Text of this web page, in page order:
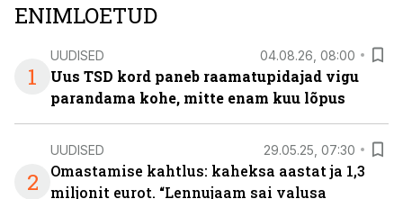
ENIMLOETUD
1
UUDISED 04.08.26, 08:00
Uus TSD kord paneb raamatupidajad vigu
parandama kohe, mitte enam kuu lõpus
2
UUDISED 29.05.25, 07:30
Omastamise kahtlus: kaheksa aastat ja 1,3
miljonit eurot. “Lennujaam sai valusa